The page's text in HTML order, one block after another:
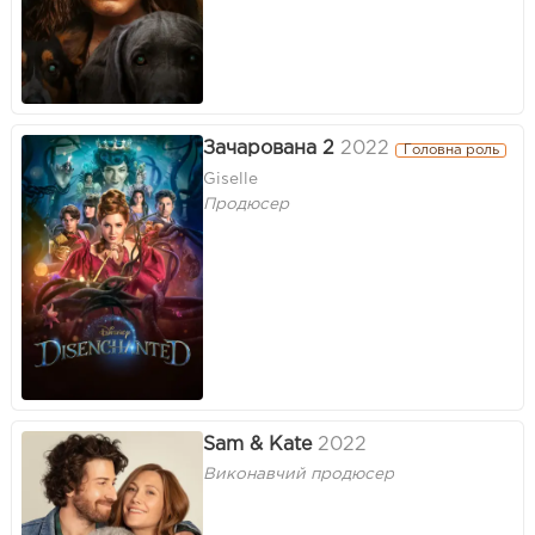
Зачарована 2 2022 Головна роль
Giselle
Продюсер
Sam & Kate 2022
Виконавчий продюсер